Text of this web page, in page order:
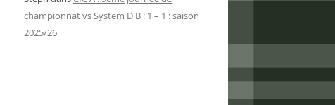
championnat vs System D B : 1 – 1 : saison
2025/26